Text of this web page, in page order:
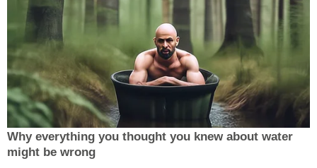
Why everything you thought you knew about water
might be wrong